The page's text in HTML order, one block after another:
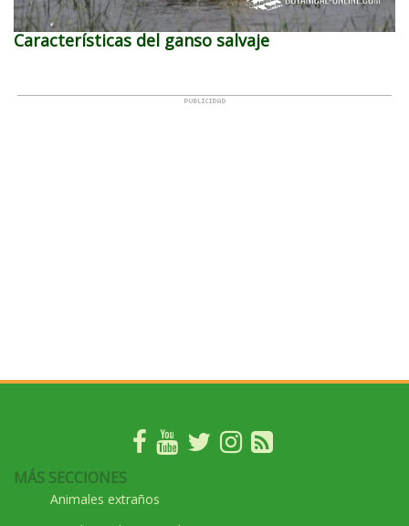
Características del ganso salvaje
MÁS SECCIONES
Animales extraños